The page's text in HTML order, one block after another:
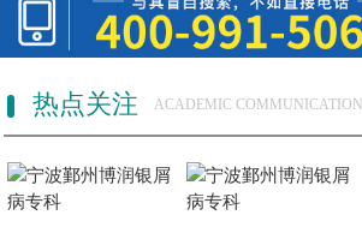
热点关注 ACADEMIC COMMUNICATION